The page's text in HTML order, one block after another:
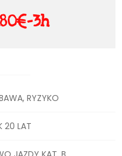
3h
RYZYKO
20 LAT